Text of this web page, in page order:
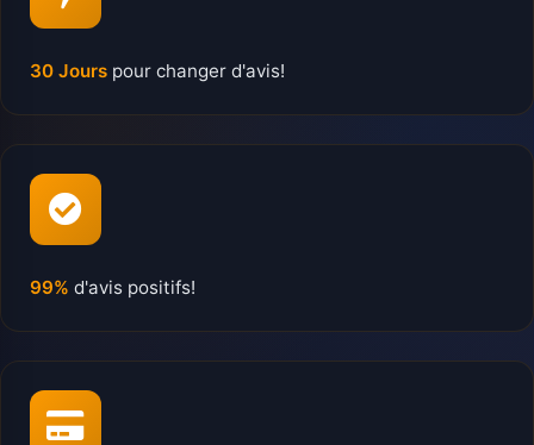
30 Jours pour changer d'avis!
99% d'avis positifs!